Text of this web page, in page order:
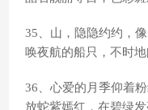
35、山，隐隐约约，
唤夜航的船只，不时
36、心爱的月季仰着
放蛇紫嫣红，在碧绿